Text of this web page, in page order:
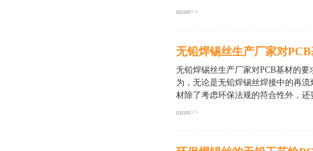
好。这些性能都是普通无铅焊锡丝
http://www.xht01.com/casest/casest/
more>>
无铅焊锡丝生产厂家对
无铅焊锡丝生产厂家对PCB基材的
为，无论是无铅焊锡丝焊接中的再
材除了考虑环保法规的符合性外，
能如机械性能（弯曲、剥离强度等
more>>